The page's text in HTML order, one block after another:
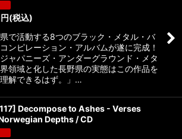
円(税込)
県で活動する8つのブラック・メタル・バ
ンピレーション・アルバムが遂に完成！
ャパニーズ・アンダーグラウンド・メタ
領域と化した長野県の実態はこの作品を
解できるはず。」…
Decompose to Ashes - Verses
Depths / CD